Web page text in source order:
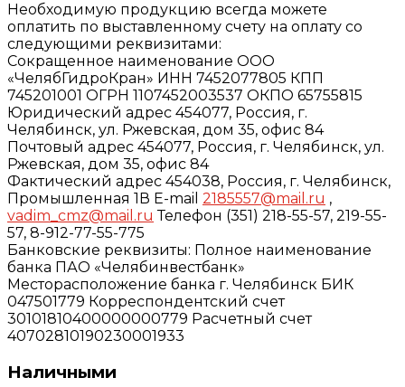
Необходимую продукцию всегда можете
оплатить по выставленному счету на оплату со
следующими реквизитами:
Сокращенное наименование ООО
«ЧелябГидроКран» ИНН 7452077805 КПП
745201001 ОГРН 1107452003537 ОКПО 65755815
Юридический адрес 454077, Россия, г.
Челябинск, ул. Ржевская, дом 35, офис 84
Почтовый адрес 454077, Россия, г. Челябинск, ул.
Ржевская, дом 35, офис 84
Фактический адрес 454038, Россия, г. Челябинск,
Промышленная 1В E-mail 2185557@mail.ru ,
vadim_cmz@mail.ru Телефон (351) 218-55-57, 219-55-
57, 8-912-77-55-775
Банковские реквизиты: Полное наименование
банка ПАО «Челябинвестбанк»
Месторасположение банка г. Челябинск БИК
047501779 Корреспондентский счет
30101810400000000779 Расчетный счет
40702810190230001933
Наличными